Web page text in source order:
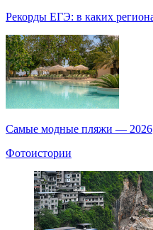
Рекорды ЕГЭ: в каких
Самые модные пляжи — 2026
Фотоистории